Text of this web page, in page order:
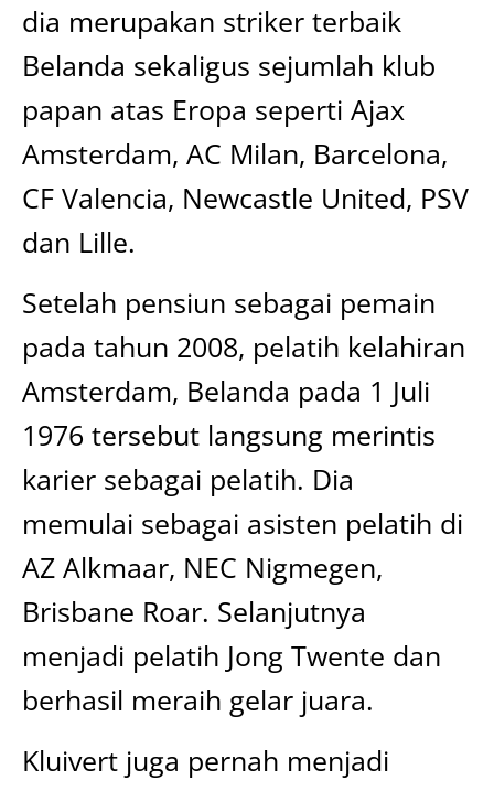
dia merupakan striker terbaik
Belanda sekaligus sejumlah klub
papan atas Eropa seperti Ajax
Amsterdam, AC Milan, Barcelona,
CF Valencia, Newcastle United, PSV
dan Lille.
Setelah pensiun sebagai pemain
pada tahun 2008, pelatih kelahiran
Amsterdam, Belanda pada 1 Juli
1976 tersebut langsung merintis
karier sebagai pelatih. Dia
memulai sebagai asisten pelatih di
AZ Alkmaar, NEC Nigmegen,
Brisbane Roar. Selanjutnya
menjadi pelatih Jong Twente dan
berhasil meraih gelar juara.
Kluivert juga pernah menjadi